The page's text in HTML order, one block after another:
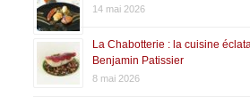
14 mai 2026
La Chabotterie : la cuisine
Benjamin Patissier
8 mai 2026